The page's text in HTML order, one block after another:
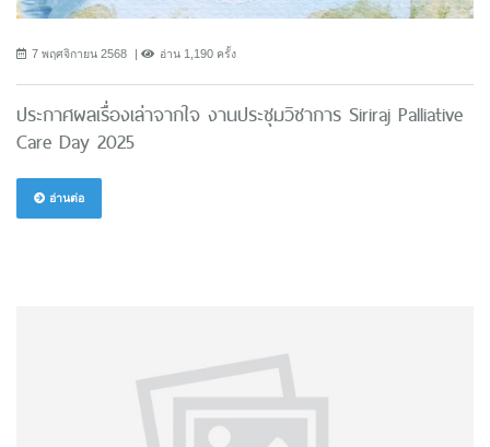
7 พฤศจิกายน 2568 อ่าน 1,190 ครั้ง
ประกาศผลเรื่องเล่าจากใจ งานประชุมวิชาการ Siriraj Palliative
Care Day 2025
อ่านต่อ